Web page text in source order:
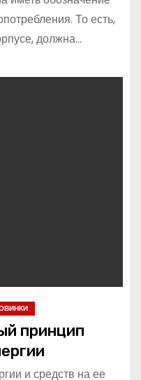
То есть,
должна…
принцип
и средств на ее